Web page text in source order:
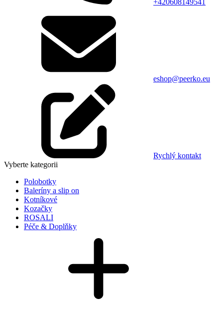
+420608149541
eshop@peerko.eu
Rychlý kontakt
Vyberte kategorii
Polobotky
Baleríny a slip on
Kotníkové
Kozačky
ROSALI
Péče & Doplňky